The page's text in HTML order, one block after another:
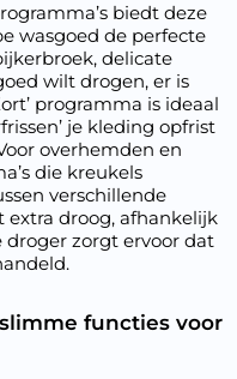
biedt deze
wasgoed de perfecte
delicate
wilt drogen, er is
programma is ideaal
je kleding opfrist
overhemden en
die kreukels
verschillende
extra droog, afhankelijk
droger zorgt ervoor dat
functies voor